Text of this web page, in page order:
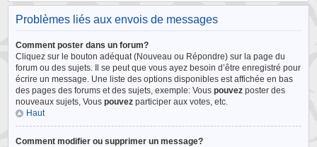
Problèmes liés aux envois de messages
Comment poster dans un forum?
Cliquez sur le bouton adéquat (Nouveau ou Répondre) sur la page du
forum ou des sujets. Il se peut que vous ayez besoin d’être enregistré pour
écrire un message. Une liste des options disponibles est affichée en bas
des pages des forums et des sujets, exemple: Vouspouvez poster des
nouveaux sujets, Vouspouvez participer aux votes, etc.
Haut
Comment modifier ou supprimer un message?